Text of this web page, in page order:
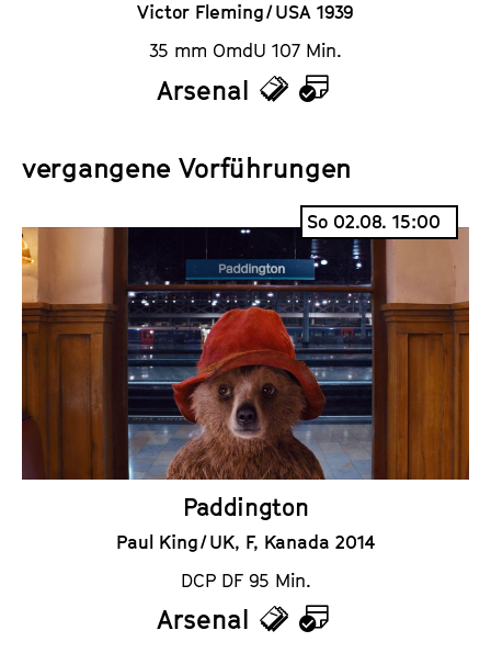
Victor Fleming / USA 1939
35 mm OmdU 107 Min.
Arsenal
T
c
e
t
s
K
l
e
n
d
e
r
vergangene Vorführungen
So 02.08. 15:00
Paddington
Paul King / UK, F, Kanada 2014
DCP DF 95 Min.
Arsenal
T
K